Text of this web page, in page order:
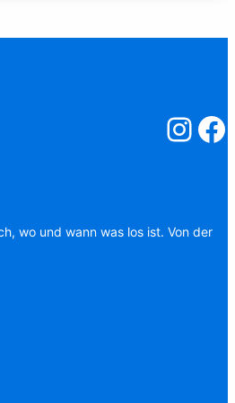
wo und wann was los ist. Von der